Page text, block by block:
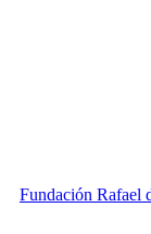
Fundación Rafael